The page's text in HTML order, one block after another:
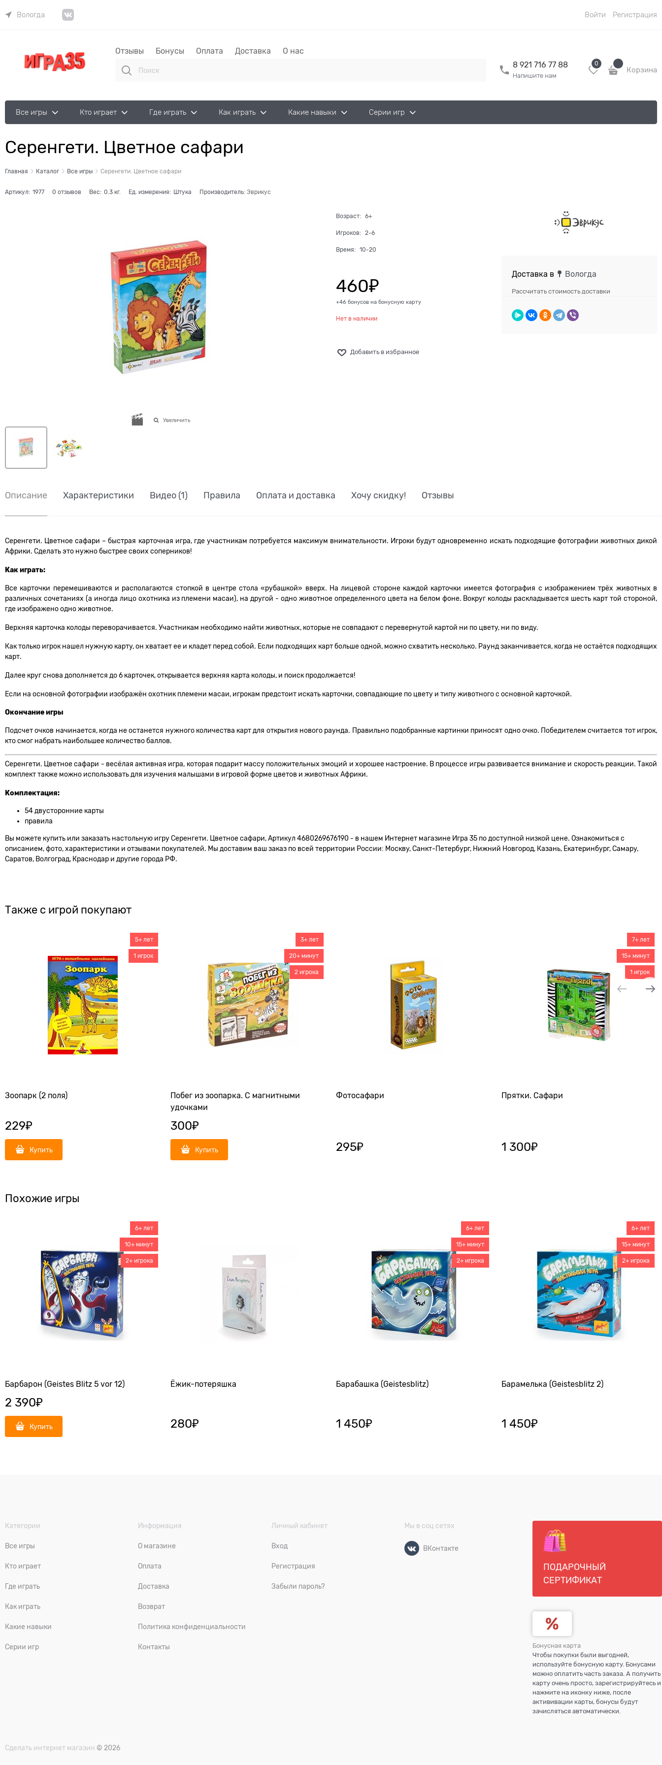
Вологда Войти Регистрация
Отзывы Бонусы Оплата Доставка
О нас
8 921 716 77 88
Напишите нам
0
Корзина
Все игры Кто играет Где играть Как играть Какие навыки Серии игр
Серенгети. Цветное сафари
Главная Каталог Все игры Серенгети. Цветное сафари
Артикул: 1977 0 отзывов Вес: 0.3 кг. Ед. измерения: Штука Производитель: Эврикус
Увеличить
Возраст: 6+
Игроков: 2-6
Время: 10-20
460₽
+46 бонусов на бонусную карту
Нет в наличии
Добавить в избранное
Доставка в Вологда
Рассчитать стоимость доставки
Описание Характеристики Видео (1) Правила Оплата и доставка Хочу скидку! Отзывы
Серенгети. Цветное сафари – быстрая карточная игра, где участникам потребуется максимум внимательности. Игроки будут одновременно искать подходящие фотографии животных дикой
Африки. Сделать это нужно быстрее своих соперников!
Как играть:
Все карточки перемешиваются и располагаются стопкой в центре стола «рубашкой» вверх. На лицевой стороне каждой карточки имеется фотография с изображением трёх животных в
различных сочетаниях (а иногда лицо охотника из племени масаи), на другой - одно животное определенного цвета на белом фоне. Вокруг колоды раскладывается шесть карт той стороной,
где изображено одно животное.
Верхняя карточка колоды переворачивается. Участникам необходимо найти животных, которые не совпадают с перевернутой картой ни по цвету, ни по виду.
Как только игрок нашел нужную карту, он хватает ее и кладет перед собой. Если подходящих карт больше одной, можно схватить несколько. Раунд заканчивается, когда не остаётся подходящих
карт.
Далее круг снова дополняется до 6 карточек, открывается верхняя карта колоды, и поиск продолжается!
Если на основной фотографии изображён охотник племени масаи, игрокам предстоит искать карточки, совпадающие по цвету и типу животного с основной карточкой.
Окончание игры
Подсчет очков начинается, когда не останется нужного количества карт для открытия нового раунда. Правильно подобранные картинки приносят одно очко. Победителем считается тот игрок,
кто смог набрать наибольшее количество баллов.
Серенгети. Цветное сафари - весёлая активная игра, которая подарит массу положительных эмоций и хорошее настроение. В процессе игры развивается внимание и скорость реакции. Такой
комплект также можно использовать для изучения малышами в игровой форме цветов и животных Африки.
Комплектация:
54 двусторонние карты
правила
Вы можете купить или заказать настольную игру Серенгети. Цветное сафари, Артикул 4680269676190 - в нашем Интернет магазине Игра 35 по доступной низкой цене. Ознакомиться с
описанием, фото, характеристики и отзывами покупателей. Мы доставим ваш заказ по всей территории России: Москву, Санкт-Петербург, Нижний Новгород, Казань, Екатеринбург, Самару,
Саратов, Волгоград, Краснодар и другие города РФ.
Также с игрой покупают
Зоопарк (2 поля)
5+ лет
1 игрок
229₽
Купить
Побег из зоопарка. С магнитными
удочками
3+ лет
20+ минут
2 игрока
300₽
Купить
Фотосафари
295₽
Прятки. Сафари
7+ лет
15+ минут
1 игрок
1 300₽
Похожие игры
Барбарон (Geistes Blitz 5 vor 12)
6+ лет
10+ минут
2+ игрока
2 390₽
Купить
Ёжик-потеряшка
280₽
Барабашка (Geistesblitz)
6+ лет
15+ минут
2+ игрока
1 450₽
Барамелька (Geistesblitz 2)
6+ лет
15+ минут
2+ игрока
1 450₽
Категории
Все игры
Кто играет
Где играть
Как играть
Какие навыки
Серии игр
Информация
О магазине
Оплата
Доставка
Возврат
Политика конфиденциальности
Контакты
Личный кабинет
Вход
Регистрация
Забыли пароль?
Мы в соц сетях
ВКонтакте
ПОДАРОЧНЫЙ
СЕРТИФИКАТ
Бонусная карта
Чтобы покупки были выгодней,
используйте бонусную карту. Бонусами
можно оплатить часть заказа. А получить
карту очень просто, зарегистрируйтесь и
нажмите на иконку ниже, после
актививации карты, бонусы будут
зачисляться автоматически.
Сделать интернет магазин © 2026